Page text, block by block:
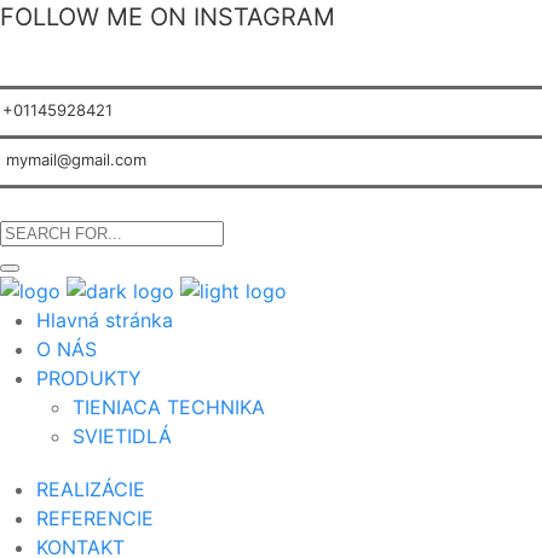
FOLLOW ME ON INSTAGRAM
+01145928421
mymail@gmail.com
Hlavná stránka
O NÁS
PRODUKTY
TIENIACA TECHNIKA
SVIETIDLÁ
REALIZÁCIE
REFERENCIE
KONTAKT